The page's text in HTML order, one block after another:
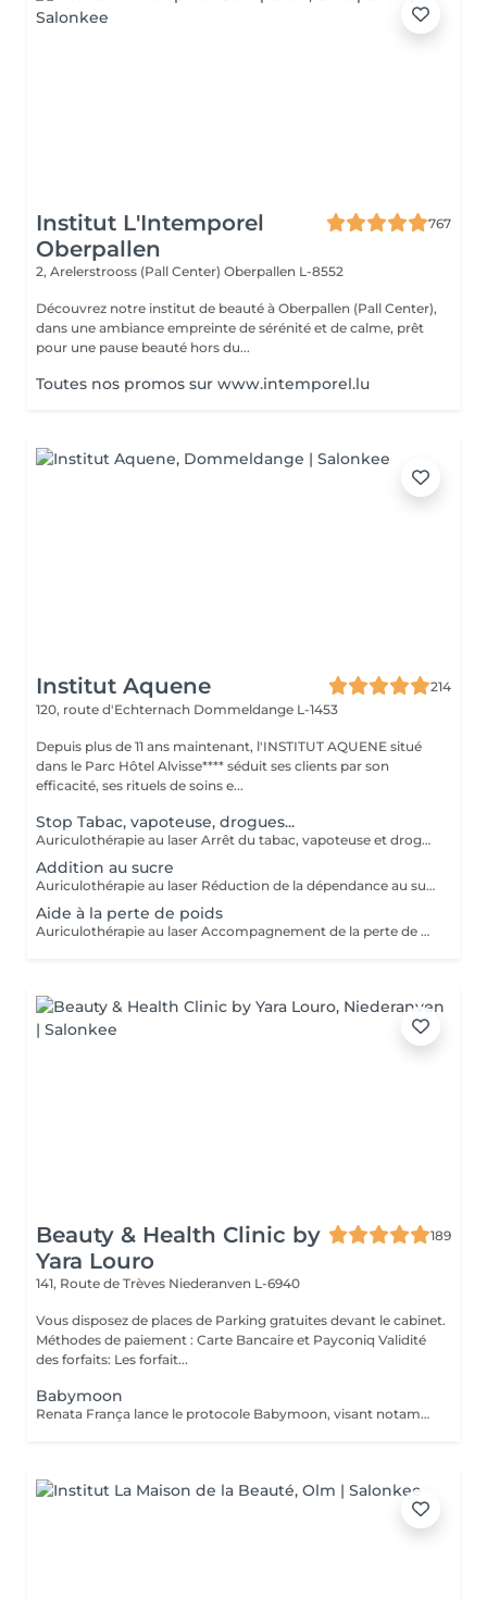
Institut L'Intemporel
Oberpallen
767
2, Arelerstrooss (Pall Center) Oberpallen L-8552
Découvrez notre institut de beauté à Oberpallen (Pall Center),
dans une ambiance empreinte de sérénité et de calme, prêt
pour une pause beauté hors du...
Toutes nos promos sur www.intemporel.lu
Institut Aquene
214
120, route d'Echternach Dommeldange L-1453
Depuis plus de 11 ans maintenant, l'INSTITUT AQUENE situé
dans le Parc Hôtel Alvisse**** séduit ses clients par son
efficacité, ses rituels de soins e...
Stop Tabac, vapoteuse, drogues...
Auriculothérapie au laser Arrêt du tabac, vapoteuse et drogues L'auriculothérapie au laser est une méthode douce et non invasive qui utilise la stimulation de points précis de l'oreille pour aider à réduire les dépendances. Cette technique agit sur les zones réflexes liées au stress, au manque et au système de récompense, afin d'accompagner l'organisme dans le processus de sevrage. Le laser utilisé est indolore et sans aiguilles. La séance consiste à stimuler plusieurs points auriculaires spécifiques afin d'aider à : - diminuer l'envie de fumer ou de vapoter - réduire les symptômes de manque - apaiser le stress et l'irritabilité liés au sevrage - soutenir la motivation dans l'arrêt des substances Cette méthode peut être utilisée pour accompagner l'arrêt : - du tabac - de la vapoteuse (e-cigarette) - de certaines dépendances aux substances
Addition au sucre
Auriculothérapie au laser Réduction de la dépendance au sucre L'auriculothérapie au laser est une méthode douce et non invasive qui consiste à stimuler des points précis de l'oreille afin d'aider à réguler certaines compulsions alimentaires, notamment l'attirance excessive pour le sucre. Cette technique agit sur les zones réflexes liées aux envies, au stress et au système de récompense, souvent impliqués dans les envies de sucre et les grignotages. La stimulation est réalisée à l'aide d'un laser doux, sans aiguilles et totalement indolore. La séance vise à aider à : - diminuer les envies de sucre - réduire les grignotages et compulsions sucrées - réguler l'appétit - mieux gérer le stress et les envies émotionnelles - retrouver un rapport plus équilibré à l'alimentation
Aide à la perte de poids
Auriculothérapie au laser Accompagnement de la perte de poids L'auriculothérapie au laser est une méthode douce et non invasive qui consiste à stimuler des points spécifiques de l'oreille afin d'aider à réguler l'appétit et les comportements alimentaires. Cette technique agit sur les zones réflexes liées à la faim, à la satiété, au stress et aux compulsions alimentaires. Elle peut ainsi accompagner une démarche de perte de poids en aidant à mieux contrôler les envies de manger et les grignotages. La stimulation est réalisée à l'aide d'un laser doux, indolore et sans aiguilles. La séance vise à aider à : - diminuer l'appétit excessif - réduire les grignotages et compulsions alimentaires - limiter les envies de sucre - améliorer la sensation de satiété - mieux gérer le stress et l'alimentation émotionnelle
Beauty & Health Clinic by
Yara Louro
189
141, Route de Trèves Niederanven L-6940
Vous disposez de places de Parking gratuites devant le cabinet.
Méthodes de paiement : Carte Bancaire et Payconiq Validité
des forfaits: Les forfait...
Babymoon
Renata França lance le protocole Babymoon, visant notamment à aider les femmes qui rêvent d'être mères ! Avec la supervision du gynécologue et obstétricien Dr. José Bento, Babymoon compte sur de 97 manuvres contribuant à la relaxation, contribuant à la libération d'endorphine, abaissant le niveau d'hormone cortisol et, par conséquent, réduisant le stress de celles qui traversent ce moment si délicat ! De plus, Babymoon contribue à réduire les niveaux de glucose et d'insuline dans le sang des femmes, ce qui favorise l'équilibre des hormones féminines, favorisant ainsi l'ovulation. Mais ce n'est pas tout ! Le massage développé par Renata contribue également à augmenter les niveaux d'ocytocine, principale hormone responsable de l'accouchement du bébé ! Babymoon est le résultat de mois de recherches dirigées par le Dr. José Bento, spécialiste dans son domaine d'activité. « Les avantages du massage destiné aux femmes enceintes sont reconnus, mais peu de gens savent à quel point ce traitement est important pour les femmes qui souhaitent une grossesse ou pour celles qui suivent un traitement de fertilité », explique le médecin. Babymoon devient une pièce importante dans la trajectoire de couples qui sont dans un processus de fécondation, car elle interfère de manière positive sur de nombreuses fonctions de l'organisme de la femme qui rêve d'une grossesse. « C'est une contribution favorable afin d'obtenir un résultat positif » affirme le Dr. José Bento.